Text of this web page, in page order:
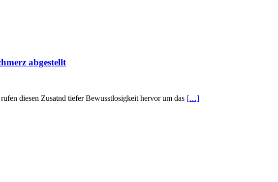
abgestellt
diesen Zusatnd tiefer Bewusstlosigkeit hervor um das […]